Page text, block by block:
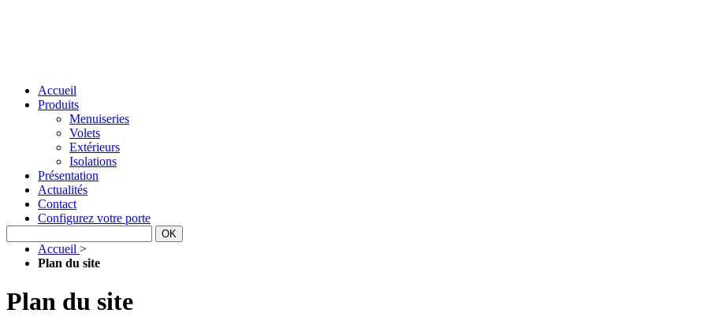
Accueil
Produits
Menuiseries
Volets
Extérieurs
Isolations
Présentation
Actualités
Contact
Configurez votre porte
Accueil >
Plan du site
Plan du site